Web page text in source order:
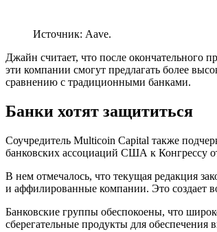
Источник: Aave.
Джайн считает, что после окончательного
эти компании смогут предлагать более
сравнению с традиционными банками.
Банки хотят защититься
Соучредитель Multicoin Capital также
банковских ассоциаций США к Конгрессу
В нем отмечалось, что текущая редакция
и аффилированные компании. Это создает
Банковские группы обеспокоены, что
сберегательные продукты для обеспечения